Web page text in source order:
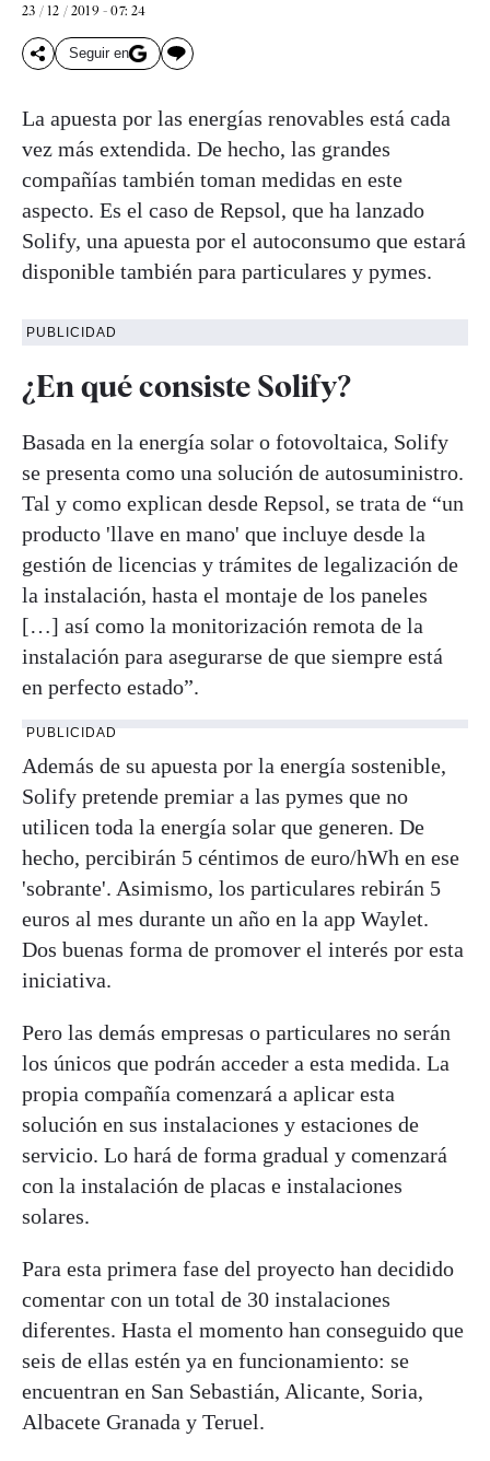
23 / 12 / 2019 - 07: 24
Seguir en
La apuesta por las energías renovables está cada
vez más extendida. De hecho, las grandes
compañías también toman medidas en este
aspecto. Es el caso de Repsol, que ha lanzado
Solify, una apuesta por el autoconsumo que estará
disponible también para particulares y pymes.
PUBLICIDAD
¿En qué consiste Solify?
Basada en la energía solar o fotovoltaica, Solify
se presenta como una solución de autosuministro.
Tal y como explican desde Repsol, se trata de “un
producto 'llave en mano' que incluye desde la
gestión de licencias y trámites de legalización de
la instalación, hasta el montaje de los paneles
[…] así como la monitorización remota de la
instalación para asegurarse de que siempre está
en perfecto estado”.
PUBLICIDAD
Además de su apuesta por la energía sostenible,
Solify pretende premiar a las pymes que no
utilicen toda la energía solar que generen. De
hecho, percibirán 5 céntimos de euro/hWh en ese
'sobrante'. Asimismo, los particulares rebirán 5
euros al mes durante un año en la app Waylet.
Dos buenas forma de promover el interés por esta
iniciativa.
Pero las demás empresas o particulares no serán
los únicos que podrán acceder a esta medida. La
propia compañía comenzará a aplicar esta
solución en sus instalaciones y estaciones de
servicio. Lo hará de forma gradual y comenzará
con la instalación de placas e instalaciones
solares.
Para esta primera fase del proyecto han decidido
comentar con un total de 30 instalaciones
diferentes. Hasta el momento han conseguido que
seis de ellas estén ya en funcionamiento: se
encuentran en San Sebastián, Alicante, Soria,
Albacete Granada y Teruel.